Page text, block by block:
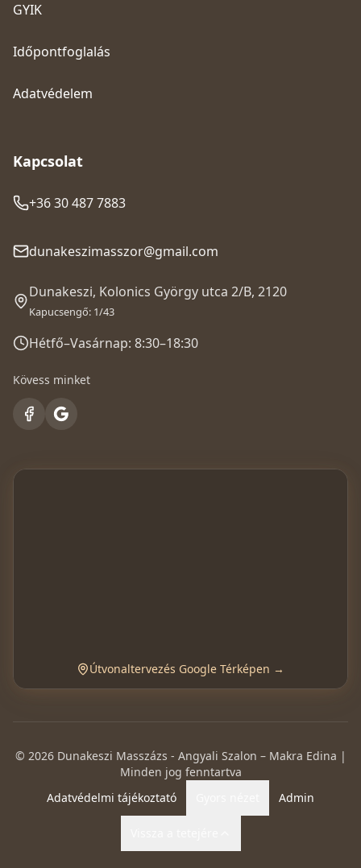
GYIK
Időpontfoglalás
Adatvédelem
Kapcsolat
+36 30 487 7883
dunakeszimasszor@gmail.com
Dunakeszi, Kolonics György utca 2/B, 2120
Kapucsengő: 1/43
Hétfő–Vasárnap: 8:30–18:30
Kövess minket
Útvonaltervezés Google Térképen →
© 2026Dunakeszi Masszázs - Angyali Szalon – Makra Edina |
Minden jog fenntartva
Adatvédelmi tájékoztató
Admin